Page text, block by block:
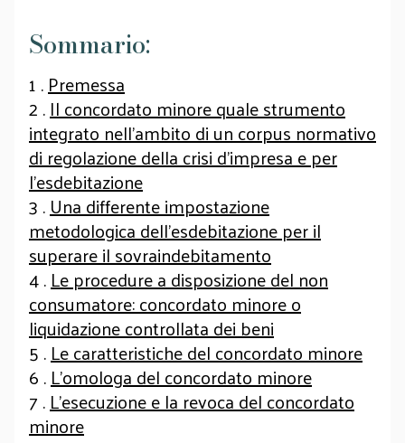
Sommario:
1 .Premessa
2 .Il concordato minore quale strumento
integrato nell’ambito di un corpus normativo
di regolazione della crisi d’impresa e per
l’esdebitazione
3 .Una differente impostazione
metodologica dell’esdebitazione per il
superare il sovraindebitamento
4 .Le procedure a disposizione del non
consumatore: concordato minore o
liquidazione controllata dei beni
5 .Le caratteristiche del concordato minore
6 .L’omologa del concordato minore
7 .L’esecuzione e la revoca del concordato
minore